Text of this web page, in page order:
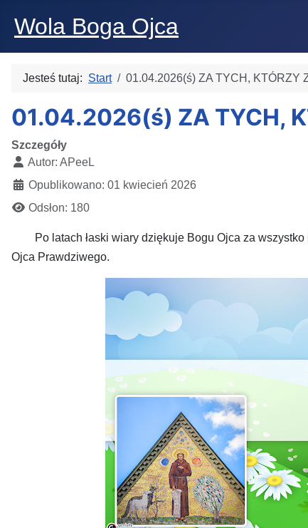
Wola Boga Ojca
Jesteś tutaj: Start 01.04.2026(ś) ZA TYCH,
01.04.2026(ś) ZA TYCH,
Szczegóły
Autor: APeeL
Opublikowano: 01 kwiecień 2026
Odsłon: 180
Po latach łaski wiary dziękuje Bogu Ojca za
Ojca Prawdziwego.